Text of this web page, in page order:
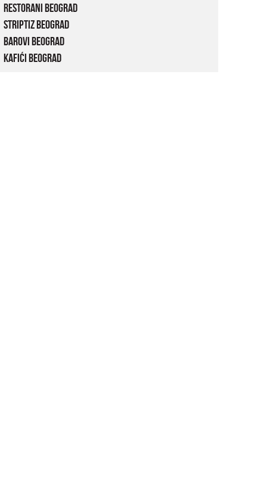
Restorani Beograd
Striptiz Beograd
Barovi Beograd
Kafići Beograd